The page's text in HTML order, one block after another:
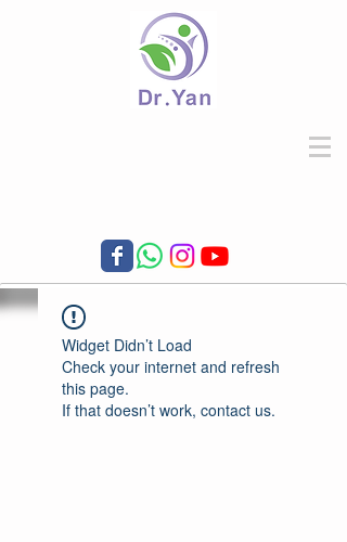
Widget Didn’t Load
Check your internet and refresh
this page.
If that doesn’t work, contact us.